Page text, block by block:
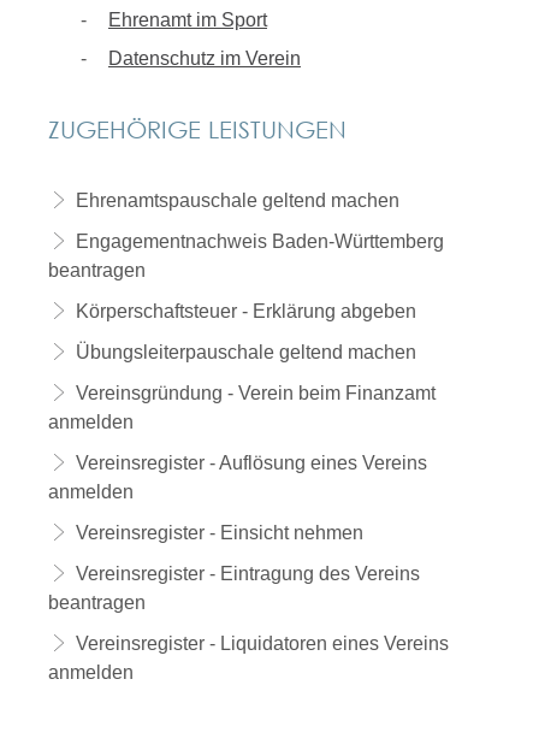
Ehrenamt im Sport
Datenschutz im Verein
ZUGEHÖRIGE LEISTUNGEN
Ehrenamtspauschale geltend machen
Engagementnachweis Baden-Württemberg
beantragen
Körperschaftsteuer - Erklärung abgeben
Übungsleiterpauschale geltend machen
Vereinsgründung - Verein beim Finanzamt
anmelden
Vereinsregister - Auflösung eines Vereins
anmelden
Vereinsregister - Einsicht nehmen
Vereinsregister - Eintragung des Vereins
beantragen
Vereinsregister - Liquidatoren eines Vereins
anmelden